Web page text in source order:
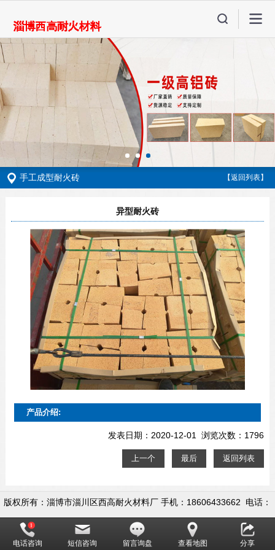
手工成型耐火砖 【返回列表】
异型耐火砖
产品介绍:
发表日期：2020-12-01 浏览次数：1796
上一个 最后 返回列表
版权所有：淄博市淄川区西高耐火材料厂 手机：18606433662 电话：
0533-5558722 地址：淄博市淄川区昆仑镇西高村
网址：www.ziboyingdegas.com
电话咨询 短信咨询 留言询盘 查看地图 分享